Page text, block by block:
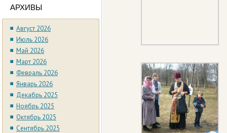
АРХИВЫ
Август 2026
Июль 2026
Май 2026
Март 2026
Февраль 2026
Январь 2026
Декабрь 2025
Ноябрь 2025
Октябрь 2025
Сентябрь 2025